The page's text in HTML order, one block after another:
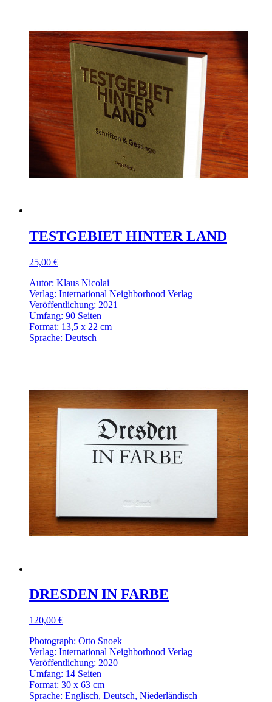
TESTGEBIET HINTER LAND
25,00 €
Autor: Klaus Nicolai
Verlag: International Neighborhood Verlag
Veröffentlichung: 2021
Umfang: 90 Seiten
Format: 13,5 x 22 cm
Sprache: Deutsch
DRESDEN IN FARBE
120,00 €
Photograph: Otto Snoek
Verlag: International Neighborhood Verlag
Veröffentlichung: 2020
Umfang: 14 Seiten
Format: 30 x 63 cm
Sprache: Englisch, Deutsch, Niederländisch